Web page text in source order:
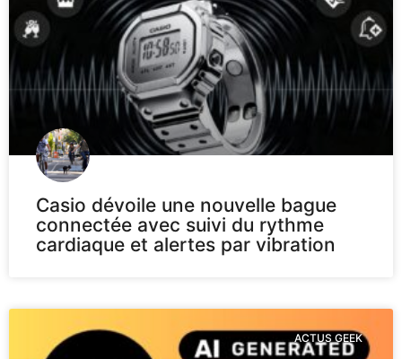
Casio dévoile une nouvelle bague
connectée avec suivi du rythme
cardiaque et alertes par vibration
ACTUS GEEK